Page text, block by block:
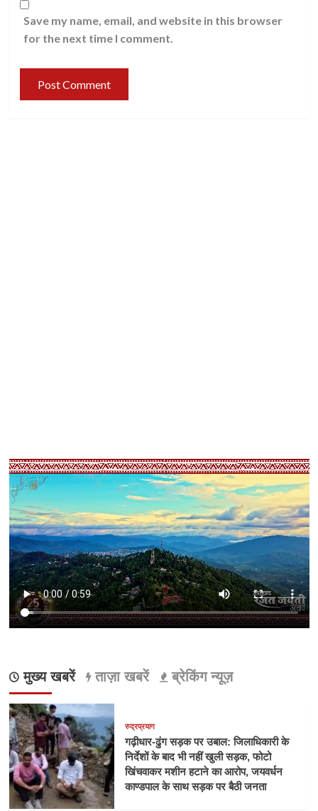
Save my name, email, and website in this browser
for the next time I comment.
मुख्य खबरें ताज़ा खबरें ब्रेकिंग न्यूज़
रुद्रप्रयाग
गढ़ीधार-ढुंग सड़क पर उबाल: जिलाधिकारी के
निर्देशों के बाद भी नहीं खुली सड़क, फोटो
खिंचवाकर मशीन हटाने का आरोप, जयवर्धन
काण्डपाल के साथ सड़क पर बैठी जनता